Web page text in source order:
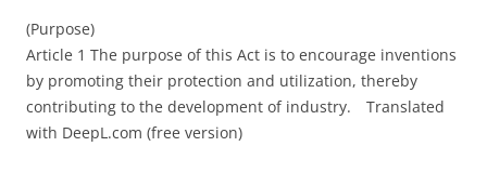
(Purpose)
Article 1 The purpose of this Act is to encourage inventions
by promoting their protection and utilization, thereby
contributing to the development of industry. Translated
with DeepL.com (free version)